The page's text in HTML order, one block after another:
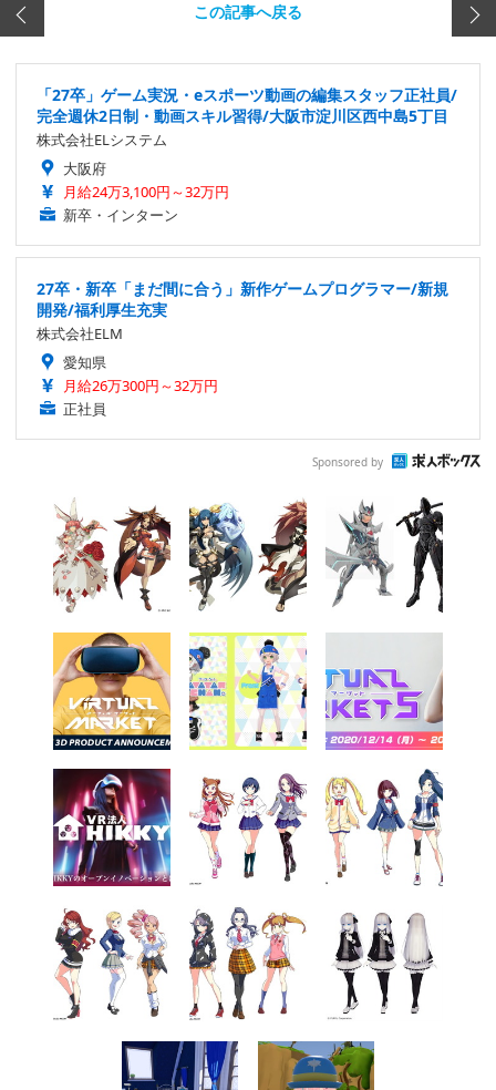
この記事へ戻る
「27卒」ゲーム実況・eスポーツ動画の編集スタッフ正社員/
完全週休2日制・動画スキル習得/大阪市淀川区西中島5丁目
株式会社ELシステム
大阪府
月給24万3,100円～32万円
新卒・インターン
27卒・新卒「まだ間に合う」新作ゲームプログラマー/新規
開発/福利厚生充実
株式会社ELM
愛知県
月給26万300円～32万円
正社員
Sponsored by